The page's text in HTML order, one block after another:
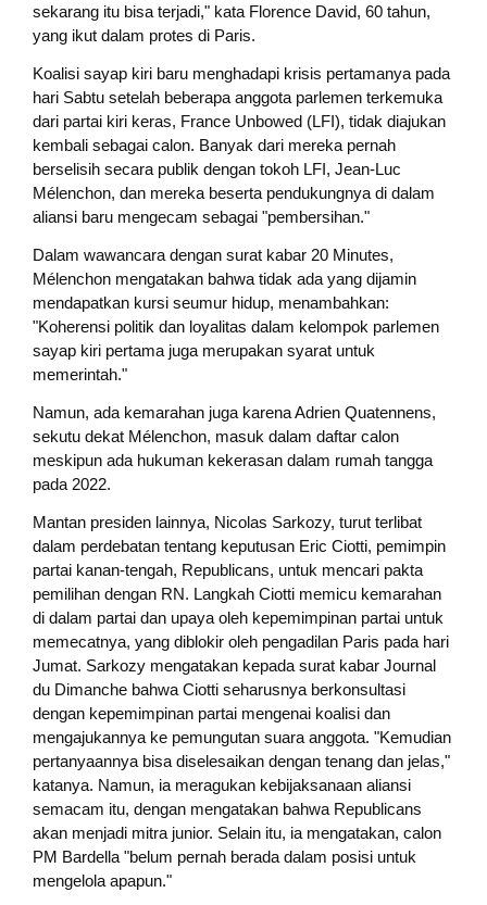
sekarang itu bisa terjadi," kata Florence David, 60 tahun,
yang ikut dalam protes di Paris.
Koalisi sayap kiri baru menghadapi krisis pertamanya pada
hari Sabtu setelah beberapa anggota parlemen terkemuka
dari partai kiri keras, France Unbowed (LFI), tidak diajukan
kembali sebagai calon. Banyak dari mereka pernah
berselisih secara publik dengan tokoh LFI, Jean-Luc
Mélenchon, dan mereka beserta pendukungnya di dalam
aliansi baru mengecam sebagai "pembersihan."
Dalam wawancara dengan surat kabar 20 Minutes,
Mélenchon mengatakan bahwa tidak ada yang dijamin
mendapatkan kursi seumur hidup, menambahkan:
"Koherensi politik dan loyalitas dalam kelompok parlemen
sayap kiri pertama juga merupakan syarat untuk
memerintah."
Namun, ada kemarahan juga karena Adrien Quatennens,
sekutu dekat Mélenchon, masuk dalam daftar calon
meskipun ada hukuman kekerasan dalam rumah tangga
pada 2022.
Mantan presiden lainnya, Nicolas Sarkozy, turut terlibat
dalam perdebatan tentang keputusan Eric Ciotti, pemimpin
partai kanan-tengah, Republicans, untuk mencari pakta
pemilihan dengan RN. Langkah Ciotti memicu kemarahan
di dalam partai dan upaya oleh kepemimpinan partai untuk
memecatnya, yang diblokir oleh pengadilan Paris pada hari
Jumat. Sarkozy mengatakan kepada surat kabar Journal
du Dimanche bahwa Ciotti seharusnya berkonsultasi
dengan kepemimpinan partai mengenai koalisi dan
mengajukannya ke pemungutan suara anggota. "Kemudian
pertanyaannya bisa diselesaikan dengan tenang dan jelas,"
katanya. Namun, ia meragukan kebijaksanaan aliansi
semacam itu, dengan mengatakan bahwa Republicans
akan menjadi mitra junior. Selain itu, ia mengatakan, calon
PM Bardella "belum pernah berada dalam posisi untuk
mengelola apapun."